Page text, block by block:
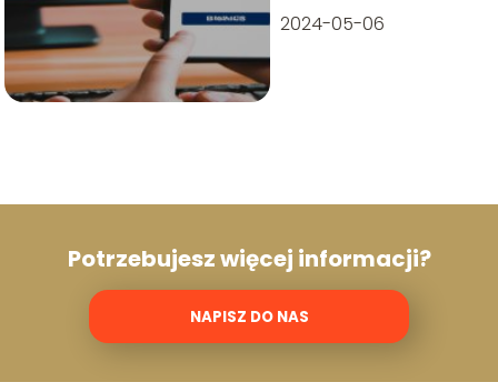
2024-05-06
Potrzebujesz więcej informacji?
NAPISZ DO NAS